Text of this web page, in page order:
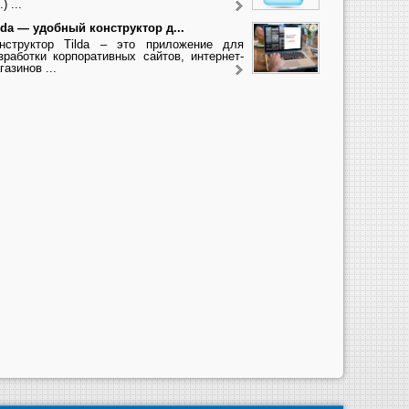
...
— удобный конструктор д...
Tilda – это приложение для
корпоративных сайтов, интернет-
...